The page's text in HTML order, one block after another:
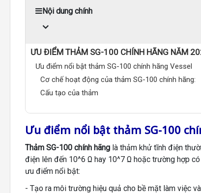
Nội dung chính
ƯU ĐIỂM THẢM SG-100 CHÍNH HÃNG NĂM
Ưu điểm nổi bật thảm SG-100 chính hãng Vessel
Cơ chế hoạt động của thảm SG-100 chính hãng:
Cấu tạo của thảm
Ưu điểm nổi bật thảm SG-100
Thảm SG-100 chính hãng là thảm khử tĩnh điện
điện lên đến 10^6 Ω hay 10^7 Ω hoặc trường hợp
ưu điểm nổi bật:
- Tạo ra môi trường hiệu quả cho bề mặt làm việc